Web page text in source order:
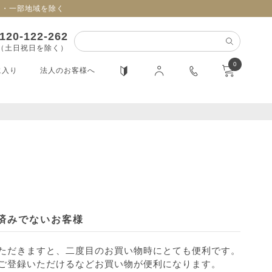
一部地域を除く
122-262
日祝日を除く）
り 法人のお客様へ
0
みでないお客様
だきますと、二度目のお買い物時にとても便利です。
登録いただけるなどお買い物が便利になります。